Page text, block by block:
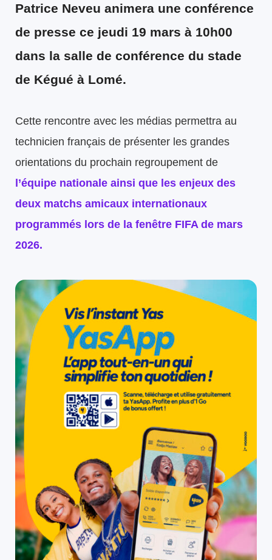
Patrice Neveu animera une conférence
de presse ce jeudi 19 mars à 10h00
dans la salle de conférence du stade
de Kégué à Lomé.
Cette rencontre avec les médias permettra au
technicien français de présenter les grandes
orientations du prochain regroupement de
l’équipe nationale ainsi que les enjeux des
deux matchs amicaux internationaux
programmés lors de la fenêtre FIFA de mars
2026.